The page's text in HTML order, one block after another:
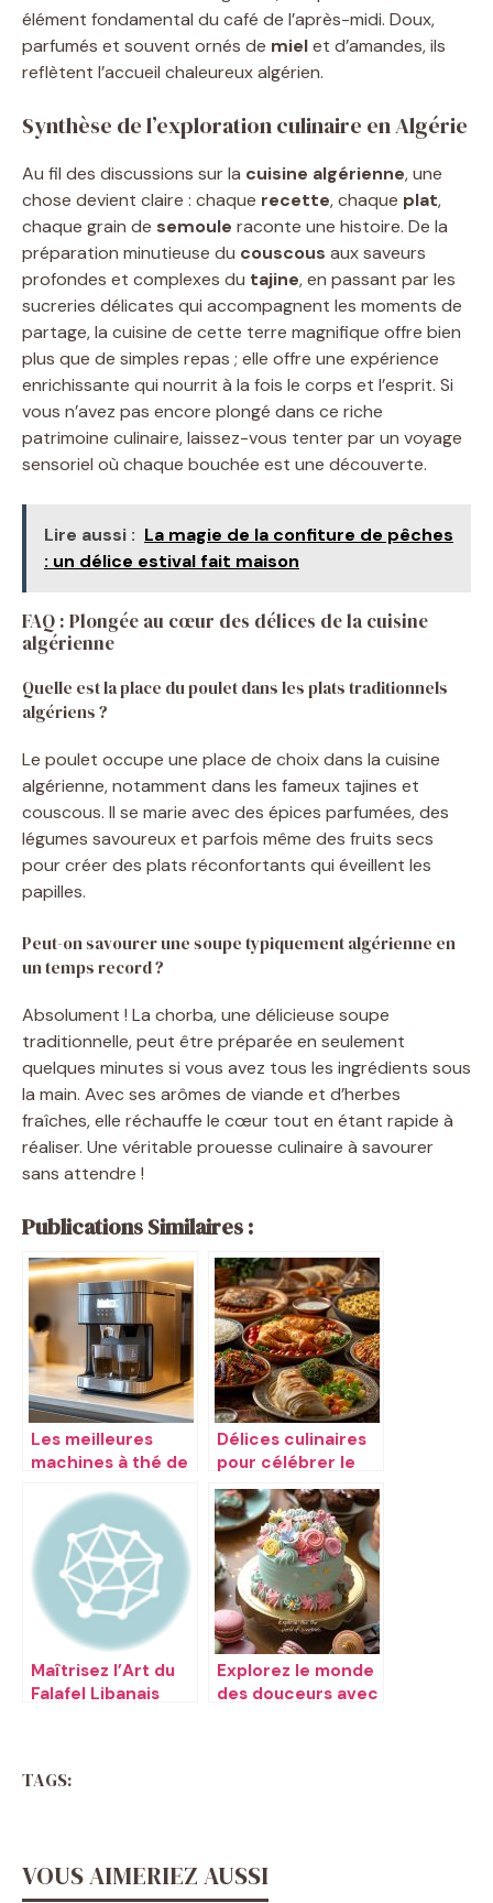
élément fondamental du café de l’après-midi. Doux,
parfumés et souvent ornés de mielet d’amandes, ils
reflètent l’accueil chaleureux algérien.
Synthèse de l’exploration culinaire en Algérie
Au fil des discussions sur la cuisine algérienne, une
chose devient claire : chaque recette, chaque plat,
chaque grain de semoule raconte une histoire. De la
préparation minutieuse du couscous aux saveurs
profondes et complexes du tajine, en passant par les
sucreries délicates qui accompagnent les moments de
partage, la cuisine de cette terre magnifique offre bien
plus que de simples repas ; elle offre une expérience
enrichissante qui nourrit à la fois le corps et l’esprit. Si
vous n’avez pas encore plongé dans ce riche
patrimoine culinaire, laissez-vous tenter par un voyage
sensoriel où chaque bouchée est une découverte.
Lire aussi : La magie de la confiture de pêches
: un délice estival fait maison
FAQ : Plongée au cœur des délices de la cuisine
algérienne
Quelle est la place du poulet dans les plats traditionnels
algériens ?
Le poulet occupe une place de choix dans la cuisine
algérienne, notamment dans les fameux tajines et
couscous. Il se marie avec des épices parfumées, des
légumes savoureux et parfois même des fruits secs
pour créer des plats réconfortants qui éveillent les
papilles.
Peut-on savourer une soupe typiquement algérienne en
un temps record ?
Absolument ! La chorba, une délicieuse soupe
traditionnelle, peut être préparée en seulement
quelques minutes si vous avez tous les ingrédients sous
la main. Avec ses arômes de viande et d’herbes
fraîches, elle réchauffe le cœur tout en étant rapide à
réaliser. Une véritable prouesse culinaire à savourer
sans attendre !
Publications Similaires :
Les meilleures
machines à thé de
Délices culinaires
pour célébrer le
Ramadan
Maîtrisez l’Art du
Falafel Libanais
Explorez le monde
des douceurs avec
TAGS:
VOUS AIMERIEZ AUSSI